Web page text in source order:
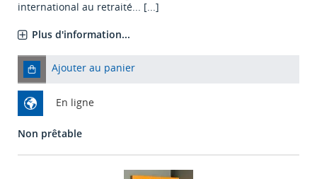
international au retraité... [...]
Plus d'information...
Ajouter au panier
En ligne
Non prêtable